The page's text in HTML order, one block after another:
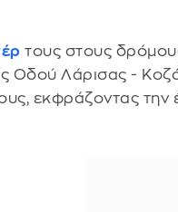
τους στους
Οδού Λάρισας -
εκφράζοντας